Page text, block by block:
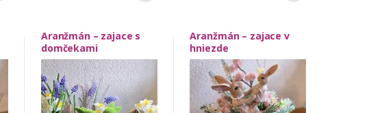
Aranžmán – zajace s
domčekami
Aranžmán – zajace v
hniezde